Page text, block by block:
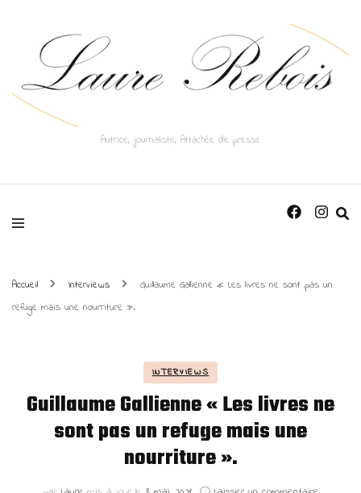
Autrice, journaliste, Attachée de presse
Accueil Interviews
Guillaume Gallienne « Les livres ne sont pas un
refuge mais une nourriture ».
INTERVIEWS
Guillaume Gallienne « Les livres ne
sont pas un refuge mais une
nourriture ».